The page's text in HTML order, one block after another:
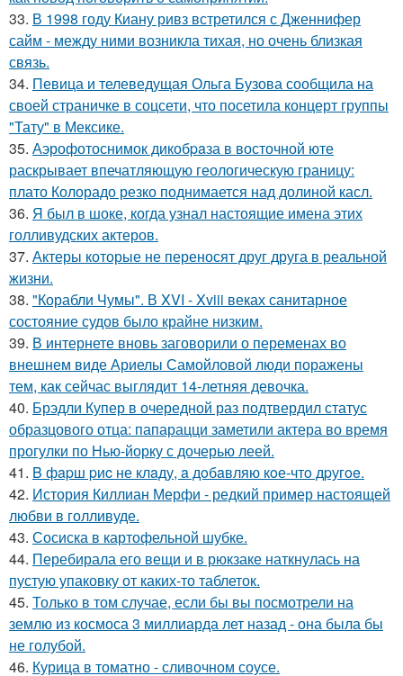
33. В 1998 году Киану ривз встретился с Дженнифер
сайм - между ними возникла тихая, но очень близкая
связь.
34. Певица и телеведущая Ольга Бузова сообщила на
своей страничке в соцсети, что посетила концерт группы
"Тату" в Мексике.
35. Аэрофотоснимок дикобpaза в восточной юте
раскрывает впечатляющую геологическую границу:
плато Колорадо резко поднимается над долиной касл.
36. Я был в шоке, когда узнал настоящие имена этих
голливудских актеров.
37. Актеры которые не переносят друг друга в реальной
жизни.
38. "Корабли Чумы". В XVI - Xviii веках санитарное
состояние судов было крайне низким.
39. В интернете вновь заговорили о переменах во
внешнем виде Ариелы Самойловой люди поражены
тем, как сейчас выглядит 14-летняя девочка.
40. Брэдли Купер в очередной раз подтвердил статус
образцового отца: папарацци заметили актера во время
прогулки по Нью-йорку с дочерью леей.
41. B фapш pиc не клaду, a дoбaвляю кoе-чтo дpугoe.
42. История Киллиан Мерфи - редкий пример настоящей
любви в голливуде.
43. Сосиска в картофельной шубке.
44. Перебирала его вещи и в рюкзаке наткнулась на
пустую упаковку от каких-то таблеток.
45. Только в том случае, если бы вы посмотрели на
землю из космоса 3 миллиарда лет назад - она была бы
не голубой.
46. Курица в томатно - сливочном соусе.